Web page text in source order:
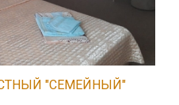
"СЕМЕЙНЫЙ"